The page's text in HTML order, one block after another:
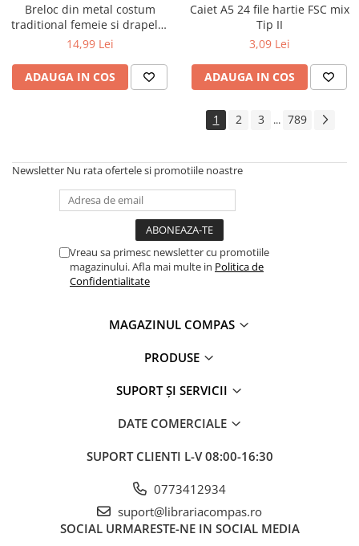
Culegeri și materiale auxiliare
Caiete de vacanță
Bibliografie școlară
Bibliografie didactică
Dicționare și gramatici
Romane și literatură
Clasici români și universali
Thriller și mister
Young adult
Dezvoltare personală și non-
Psihologie și dezvoltare personală
Parenting și educație
Sănătate și stil de viață
Breloc din metal costum
traditional femeie si drapelul
Romaniei 9 cm
14,99 Lei
ADAUGA IN COS
Caiet A5 24 file hartie FSC mix
Tip II
3,09 Lei
ADAUGA IN COS
1 2 3 ... 789
Newsletter Nu rata ofertele si promotiile noastre
Vreau sa primesc newsletter cu promotiile
magazinului. Afla mai multe in Politica de
Confidentialitate
MAGAZINUL COMPAS
PRODUSE
SUPORT ȘI SERVICII
DATE COMERCIALE
SUPORT CLIENTI L-V 08:00-16:30
0773412934
suport@librariacompas.ro
SOCIAL URMARESTE-NE IN SOCIAL MEDIA